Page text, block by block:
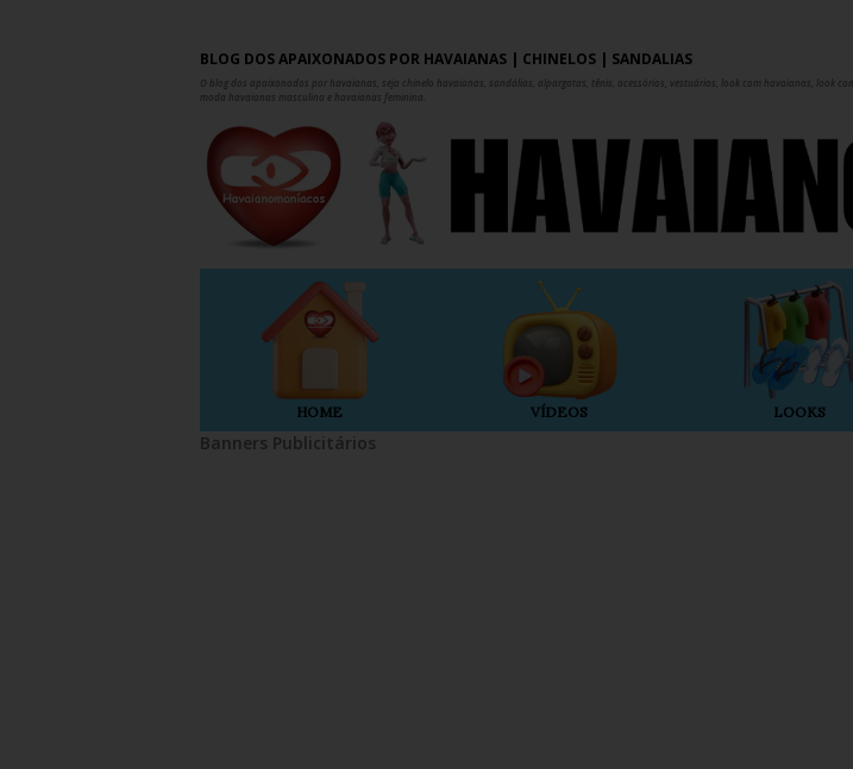
BLOG DOS APAIXONADOS POR HAVAIANAS | CHINELOS | SANDÁLIAS
O blog dos apaixonados por havaianas, seja chinelo havaianas, sandálias, alpargatas, tênis, acessórios, vestuários, look com havaianas, look
moda havaianas masculina e havaianas feminina.
HOME VÍDEOS LOOKS
Banners Publicitários